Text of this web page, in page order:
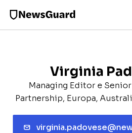
Virginia
Managing Editor e
Partnership, Europa,